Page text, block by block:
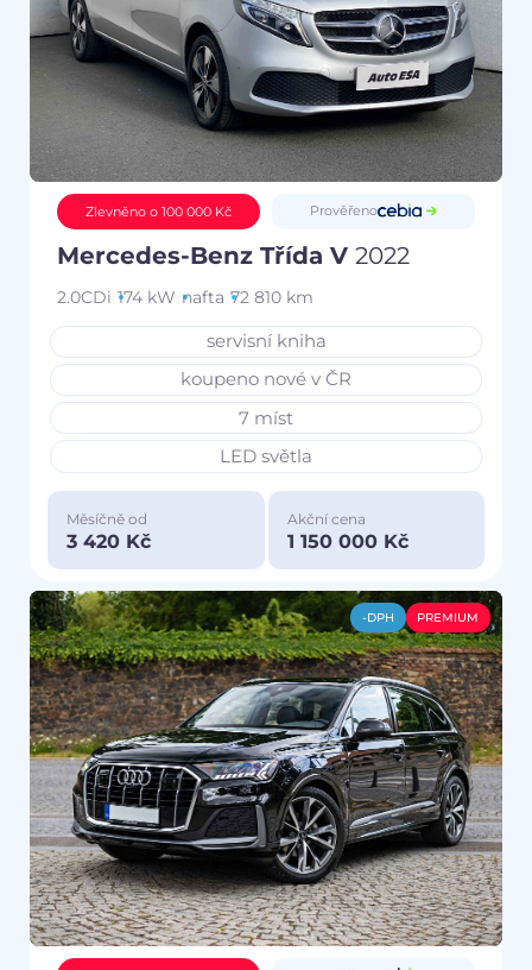
Zlevněno o 100 000 Kč Prověřeno
Mercedes-Benz Třída V 2022
2.0CDi 174 kW nafta 72 810 km
servisní kniha
koupeno nové v ČR
7 míst
LED světla
Měsíčně od
3 420 Kč
Akční cena
1 150 000 Kč
-DPH PREMIUM